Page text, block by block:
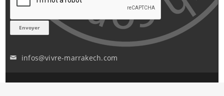
✉ infos@vivre-marrakech.com